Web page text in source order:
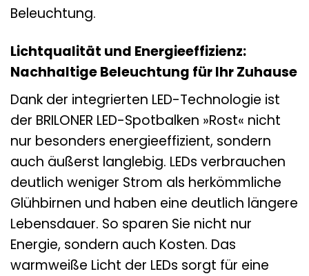
Beleuchtung.
Lichtqualität und Energieeffizienz:
Nachhaltige Beleuchtung für Ihr Zuhause
Dank der integrierten LED-Technologie ist
der BRILONER LED-Spotbalken »Rost« nicht
nur besonders energieeffizient, sondern
auch äußerst langlebig. LEDs verbrauchen
deutlich weniger Strom als herkömmliche
Glühbirnen und haben eine deutlich längere
Lebensdauer. So sparen Sie nicht nur
Energie, sondern auch Kosten. Das
warmweiße Licht der LEDs sorgt für eine